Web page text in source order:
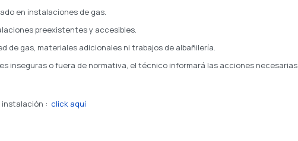
en instalaciones de gas.
preexistentes y accesibles.
de gas, materiales adicionales ni trabajos de albañilería.
inseguras o fuera de normativa, el técnico informará las acciones necesarias
: click aquí